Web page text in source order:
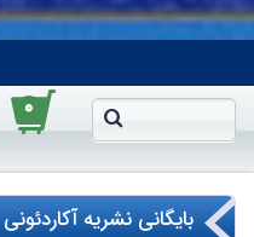
۰
بایگانی نشریه آکاردئونی